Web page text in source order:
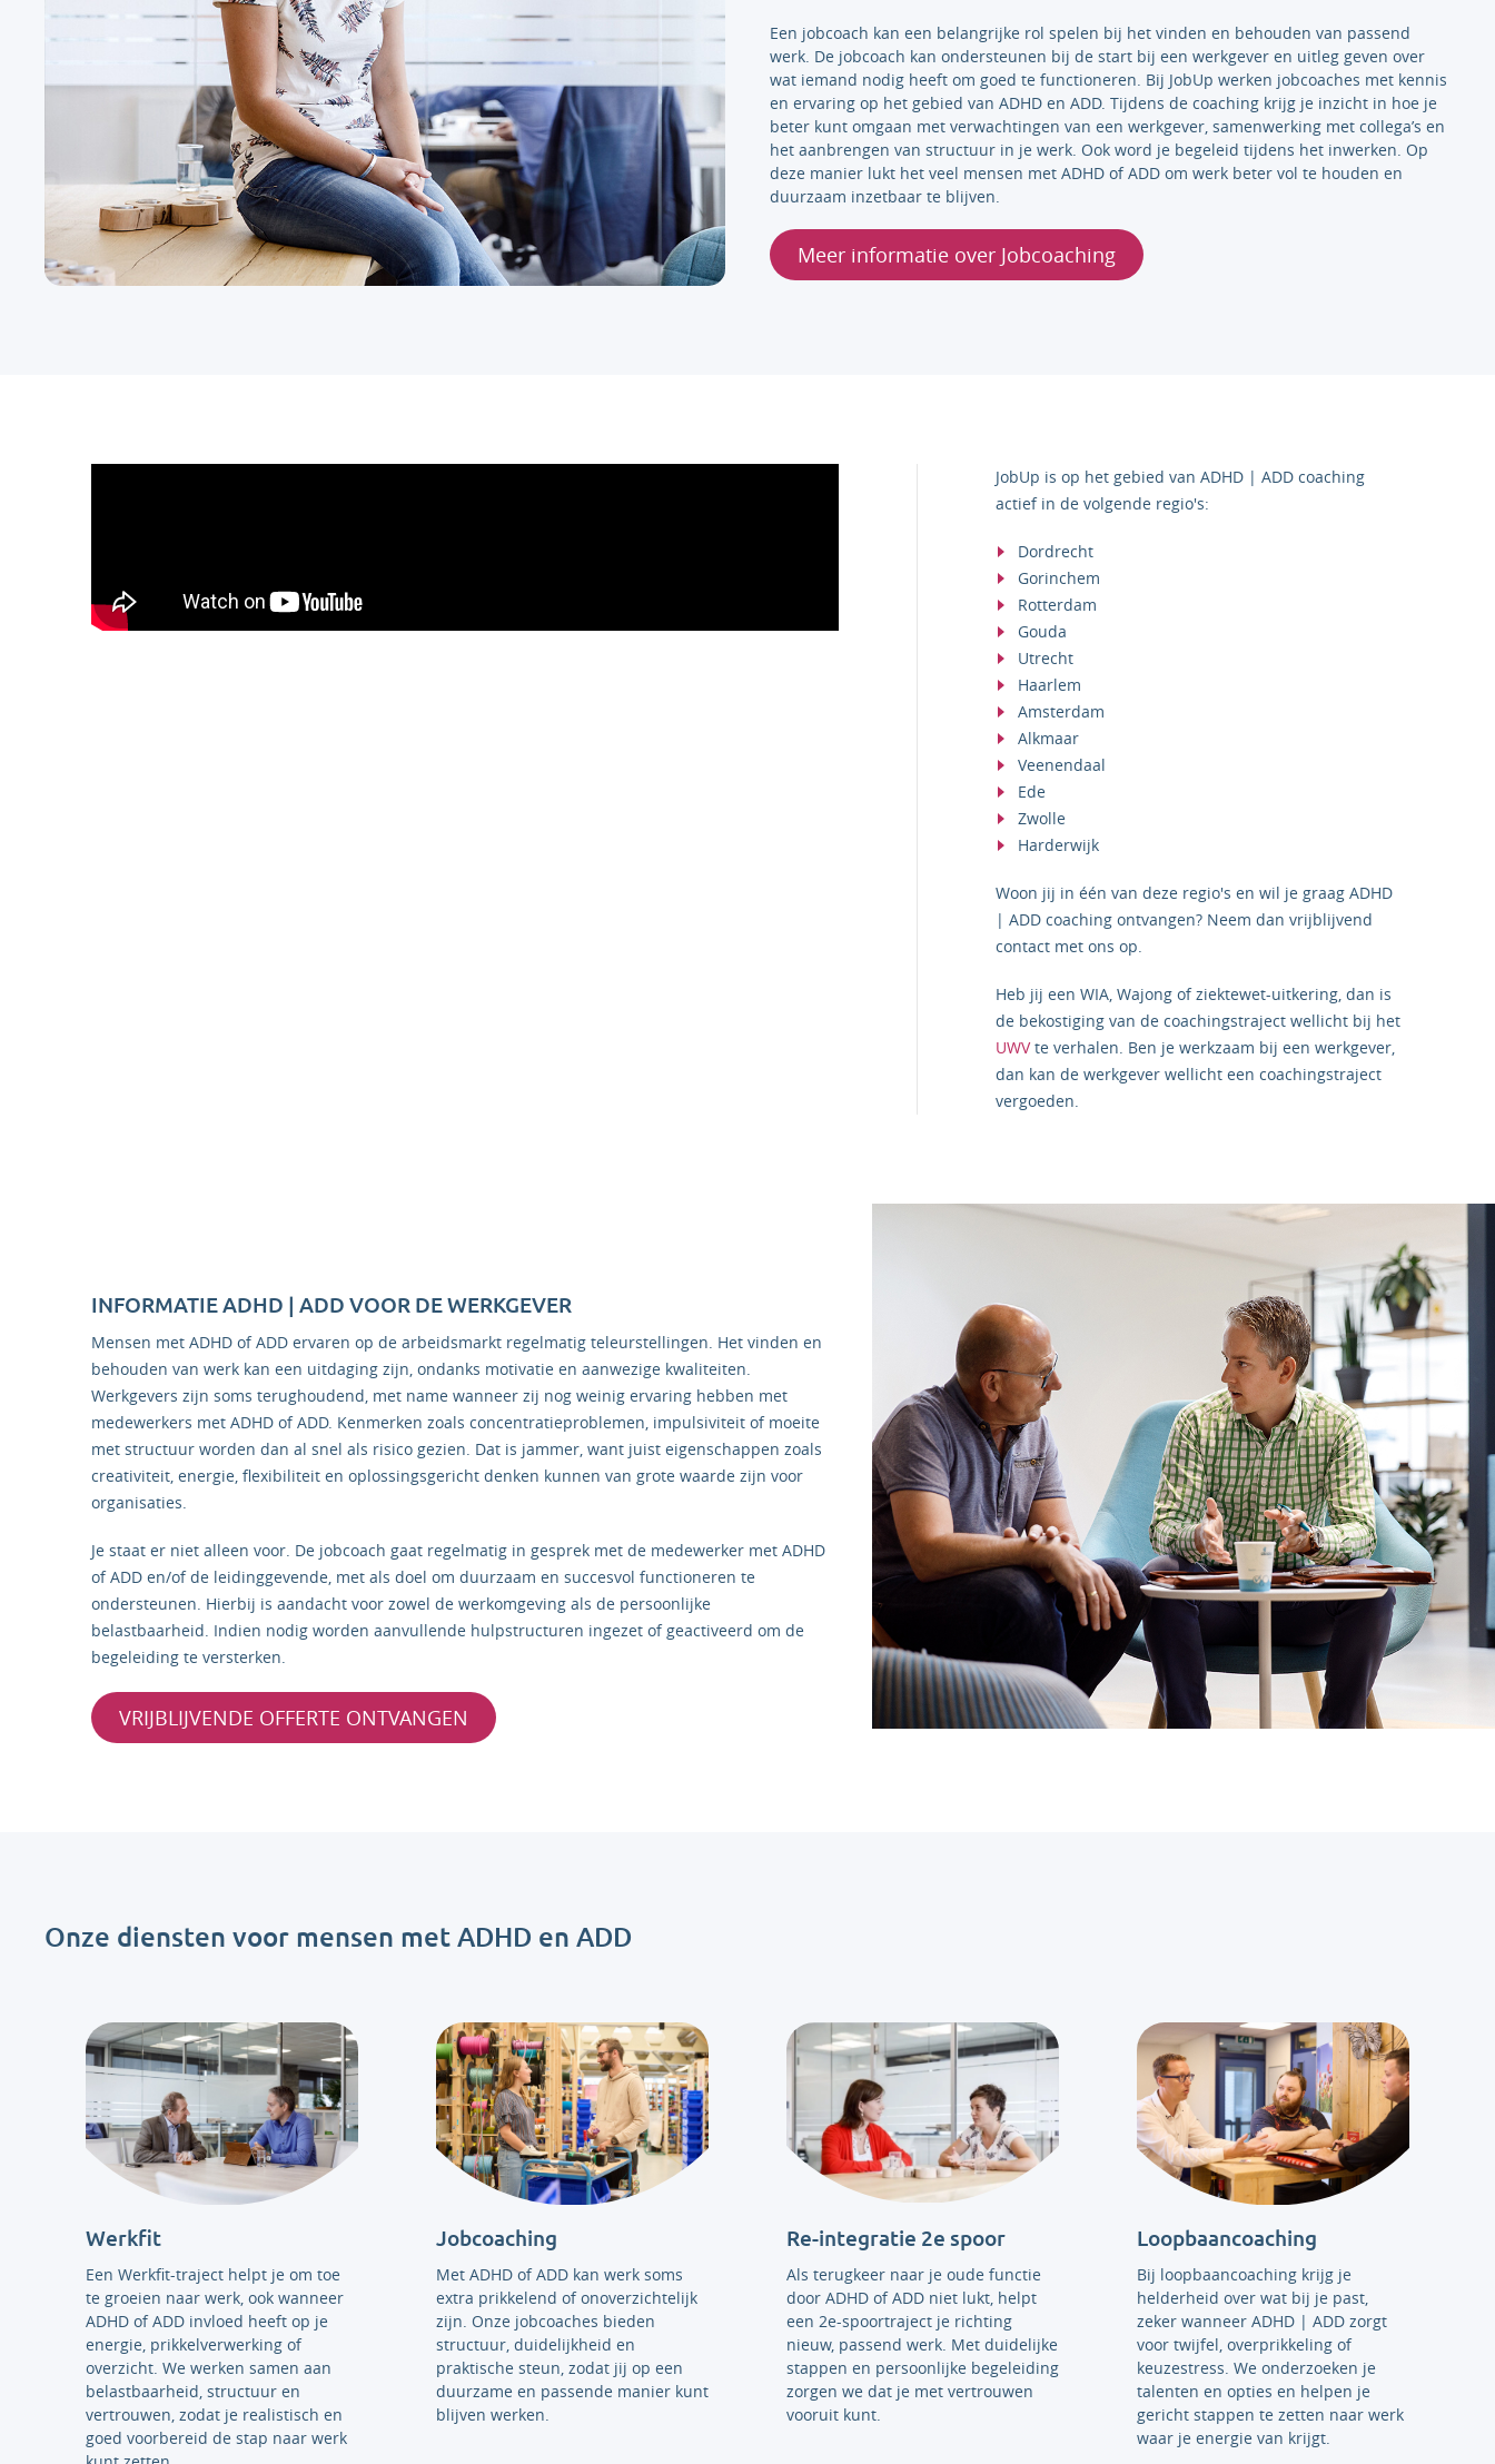
Een jobcoach kan een belangrijke rol spelen bij het vinden en behouden van passend
werk. De jobcoach kan ondersteunen bij de start bij een werkgever en uitleg geven over
wat iemand nodig heeft om goed te functioneren. Bij JobUp werken jobcoaches met kennis
en ervaring op het gebied van ADHD en ADD. Tijdens de coaching krijg je inzicht in hoe je
beter kunt omgaan met verwachtingen van een werkgever, samenwerking met collega’s en
het aanbrengen van structuur in je werk. Ook word je begeleid tijdens het inwerken. Op
deze manier lukt het veel mensen met ADHD of ADD om werk beter vol te houden en
duurzaam inzetbaar te blijven.
Meer informatie over Jobcoaching
JobUp is op het gebied van ADHD | ADD coaching
actief in de volgende regio's:
Dordrecht
Gorinchem
Rotterdam
Gouda
Utrecht
Haarlem
Amsterdam
Alkmaar
Veenendaal
Ede
Zwolle
Harderwijk
Woon jij in één van deze regio's en wil je graag ADHD
| ADD coaching ontvangen? Neem dan vrijblijvend
contact met ons op.
Heb jij een WIA, Wajong of ziektewet-uitkering, dan is
de bekostiging van de coachingstraject wellicht bij het
UWVte verhalen. Ben je werkzaam bij een werkgever,
dan kan de werkgever wellicht een coachingstraject
vergoeden.
INFORMATIE ADHD | ADD VOOR DE WERKGEVER
Mensen met ADHD of ADD ervaren op de arbeidsmarkt regelmatig teleurstellingen. Het vinden en
behouden van werk kan een uitdaging zijn, ondanks motivatie en aanwezige kwaliteiten.
Werkgevers zijn soms terughoudend, met name wanneer zij nog weinig ervaring hebben met
medewerkers met ADHD of ADD. Kenmerken zoals concentratieproblemen, impulsiviteit of moeite
met structuur worden dan al snel als risico gezien. Dat is jammer, want juist eigenschappen zoals
creativiteit, energie, flexibiliteit en oplossingsgericht denken kunnen van grote waarde zijn voor
organisaties.
Je staat er niet alleen voor. De jobcoach gaat regelmatig in gesprek met de medewerker met ADHD
of ADD en/of de leidinggevende, met als doel om duurzaam en succesvol functioneren te
ondersteunen. Hierbij is aandacht voor zowel de werkomgeving als de persoonlijke
belastbaarheid. Indien nodig worden aanvullende hulpstructuren ingezet of geactiveerd om de
begeleiding te versterken.
VRIJBLIJVENDE OFFERTE ONTVANGEN
Onze diensten voor mensen met ADHD en ADD
Werkfit
Een Werkfit-traject helpt je om toe
te groeien naar werk, ook wanneer
ADHD of ADD invloed heeft op je
energie, prikkelverwerking of
overzicht. We werken samen aan
belastbaarheid, structuur en
vertrouwen, zodat je realistisch en
goed voorbereid de stap naar werk
Jobcoaching
Met ADHD of ADD kan werk soms
extra prikkelend of onoverzichtelijk
zijn. Onze jobcoaches bieden
structuur, duidelijkheid en
praktische steun, zodat jij op een
duurzame en passende manier kunt
blijven werken.
Re-integratie 2e spoor
Als terugkeer naar je oude functie
door ADHD of ADD niet lukt, helpt
een 2e-spoortraject je richting
nieuw, passend werk. Met duidelijke
stappen en persoonlijke begeleiding
zorgen we dat je met vertrouwen
vooruit kunt.
Loopbaancoaching
Bij loopbaancoaching krijg je
helderheid over wat bij je past,
zeker wanneer ADHD | ADD zorgt
voor twijfel, overprikkeling of
keuzestress. We onderzoeken je
talenten en opties en helpen je
gericht stappen te zetten naar werk
waar je energie van krijgt.